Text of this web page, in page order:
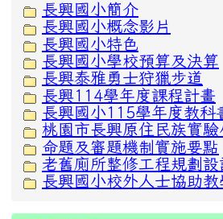
長興國小簡介
長興國小概念影片
長興國小特色
長興國小學校預算及決算
長興泰雅勇士狩獵步道
長興114學年度課程計畫
長興國小115學年度教科
桃園市長興原住民族實驗
命題及審題機制實施要點
老舊廁所整修工程規劃
長興國小校外人士協助